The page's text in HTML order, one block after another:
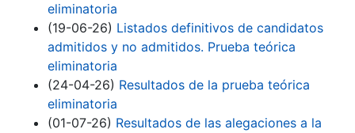
eliminatoria
(19-06-26) Listados definitivos de candidatos
admitidos y no admitidos. Prueba teórica
eliminatoria
(24-04-26) Resultados de la prueba teórica
eliminatoria
(01-07-26) Resultados de las alegaciones a la